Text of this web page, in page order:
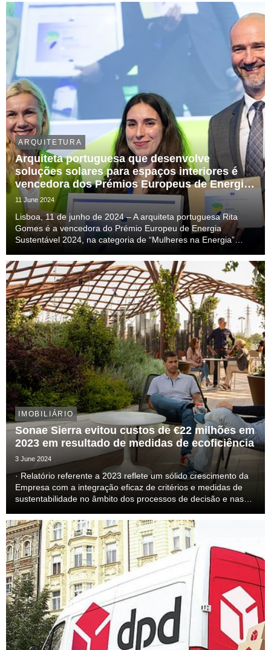
ARQUITETURA
Arquiteta portuguesa que desenvolve
soluções solares para espaços interiores é
vencedora dos Prémios Europeus de Energia
Sustentável 2024
11 June 2024
Lisboa, 11 de junho de 2024 – A arquiteta portuguesa Rita
Gomes é a vencedora do Prémio Europeu de Energia
Sustentável 2024, na categoria de “Mulheres na Energia”
up Seenergy, pioneira na utilização de soluções...
IMOBILIÁRIO
Sonae Sierra evitou custos de €22 milhões em
2023 em resultado de medidas de ecoficiência
3 June 2024
· Relatório referente a 2023 reflete um sólido crescimento da
Empresa com a integração eficaz de critérios e medidas de
sustentabilidade no âmbito dos processos de decisão e nas